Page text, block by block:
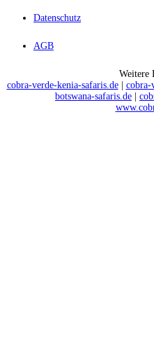
Datenschutz
AGB
Weitere
cobra-verde-kenia-safaris.de| cobra-
botswana-safaris.de |